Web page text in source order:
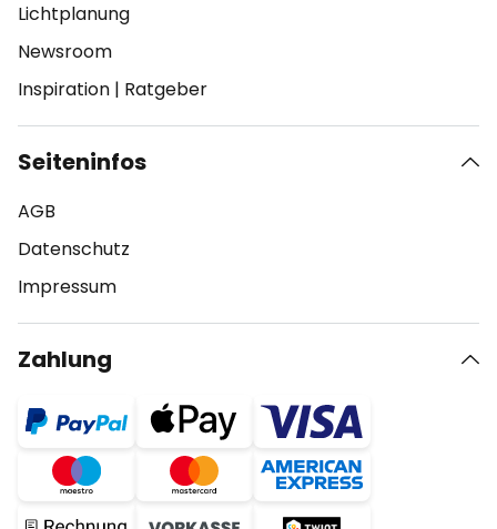
Lichtplanung
Newsroom
Inspiration | Ratgeber
Seiteninfos
AGB
Datenschutz
Impressum
Zahlung